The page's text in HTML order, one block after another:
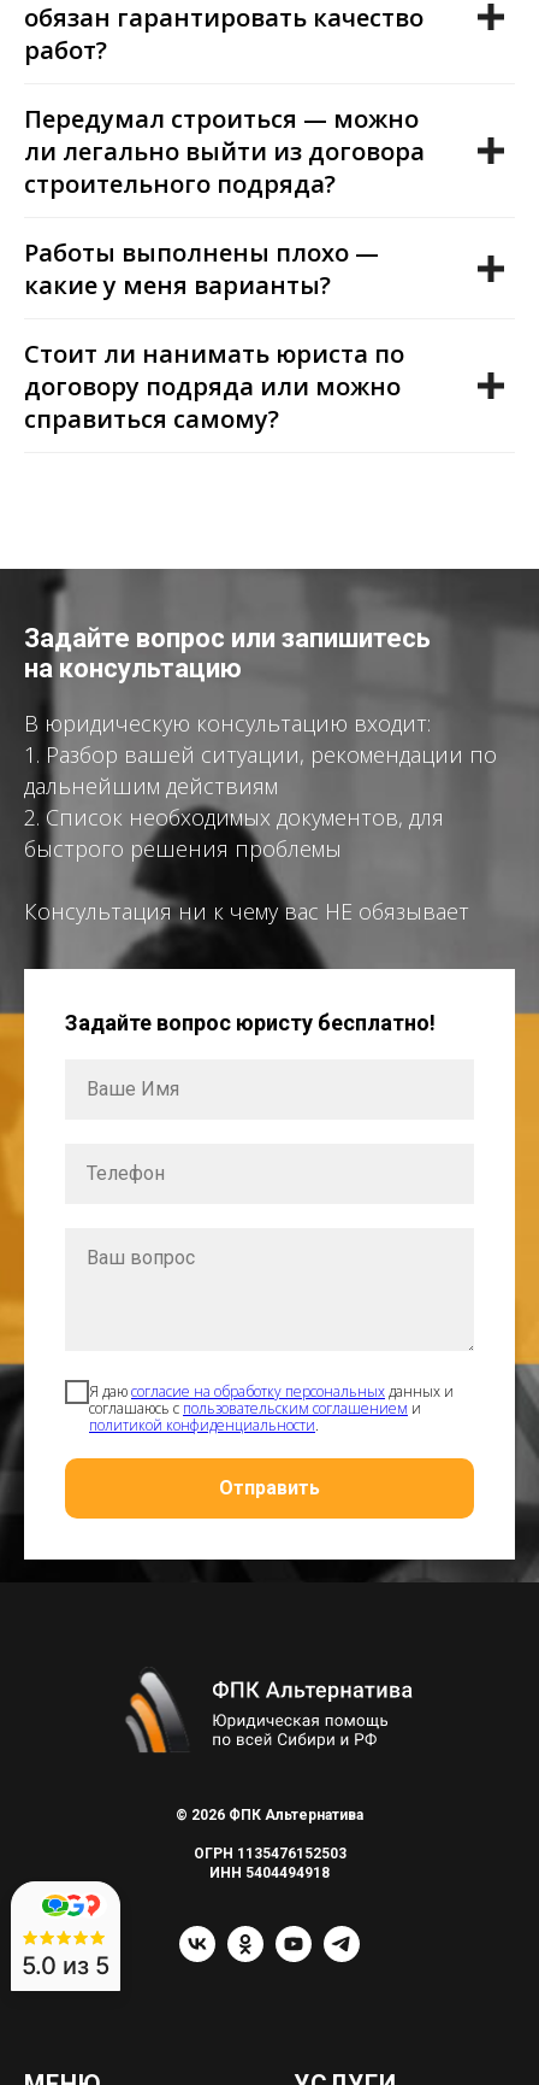
обязан гарантировать качество
работ?
Передумал строиться — можно
ли легально выйти из договора
строительного подряда?
Работы выполнены плохо —
какие у меня варианты?
Стоит ли нанимать юриста по
договору подряда или можно
справиться самому?
Задайте вопрос или запишитесь
на консультацию
В юридическую консультацию входит:
1. Разбор вашей ситуации, рекомендации по
дальнейшим действиям
2. Список необходимых документов, для
быстрого решения проблемы
Консультация ни к чему вас НЕ обязывает
Задайте вопрос юристу бесплатно!
Ваше Имя
Телефон
Ваш вопрос
Я даюсогласие на обработку персональныхданных и
соглашаюсь с пользовательским соглашением и
политикой конфиденциальности.
Отправить
© 2026 ФПК Альтернатива
ОГРН 1135476152503
ИНН 5404494918
5.0 из 5